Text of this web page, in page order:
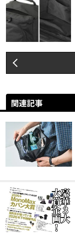
関連記事